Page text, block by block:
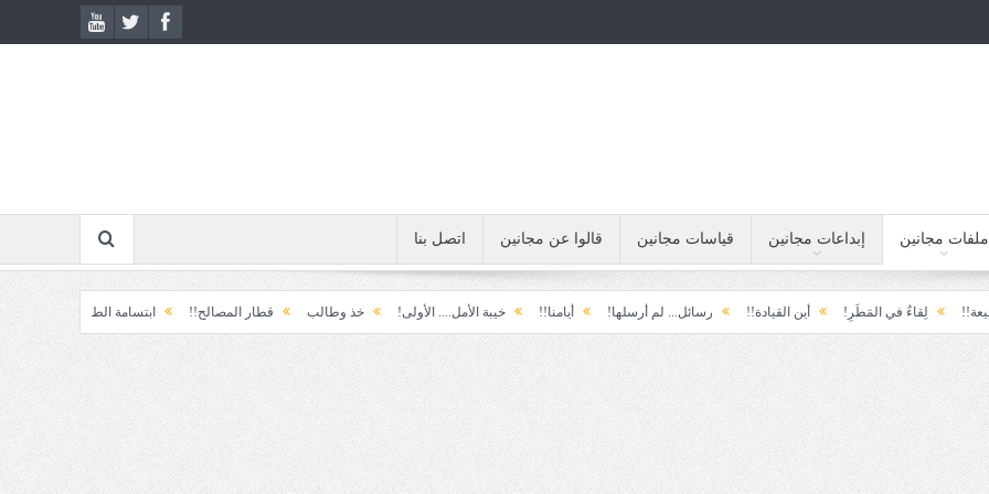
ملفات مجانين إبداعات مجانين قياسات مجانين قالوا عن مجانين اتصل بنا
في المَطَرِ! أين القيادة!! رسائل... لم أرسلها! أيامنا!! خيبة الأمل.... الأولى! خذ وطالب قطار المصالح!! ابتسامة الطوارئ! المكوّن وما يعنيه!!